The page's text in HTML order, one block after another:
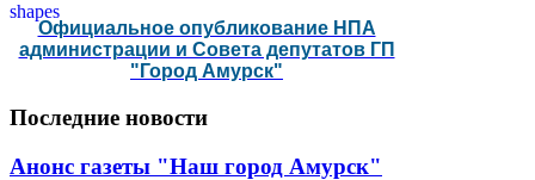
Официальное опубликование НПА
администрации и Совета депутатов ГП
"Город Амурск"
Последние новости
Анонс газеты "Наш город Амурск"